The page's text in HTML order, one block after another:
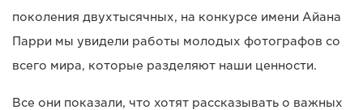
поколения двухтысячных, на конкурсе имени Айана
Парри мы увидели работы молодых фотографов со
всего мира, которые разделяют наши ценности.
Все они показали, что хотят рассказывать о важных